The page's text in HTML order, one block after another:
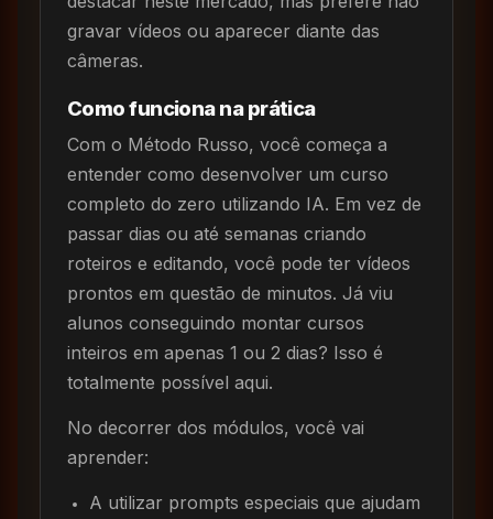
gravar vídeos ou aparecer diante das
câmeras.
Como funciona na prática
Com o Método Russo, você começa a
entender como desenvolver um curso
completo do zero utilizando IA. Em vez de
passar dias ou até semanas criando
roteiros e editando, você pode ter vídeos
prontos em questão de minutos. Já viu
alunos conseguindo montar cursos
inteiros em apenas 1 ou 2 dias? Isso é
totalmente possível aqui.
No decorrer dos módulos, você vai
aprender:
A utilizar prompts especiais que ajudam